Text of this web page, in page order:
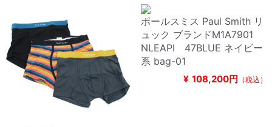
ポールスミス Paul Smith リ
ュック ブランドM1A7901
NLEAPI 47BLUE ネイビー
系 bag-01
¥ 108,200円 （税込）